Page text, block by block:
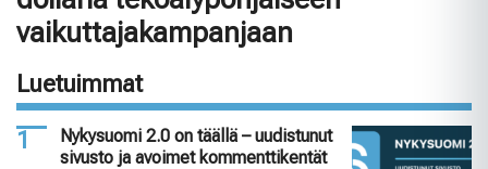
vaikuttajakampanjaan
Luetuimmat
Nykysuomi 2.0 on täällä – uudistunut
sivusto ja avoimet kommenttikentät